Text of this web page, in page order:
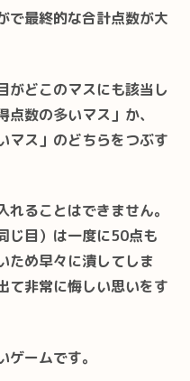
で最終的な合計点数が大
がどこのマスにも該当し
数の多いマス」か、
マス」のどちらをつぶす
ることはできません。
じ目）は一度に50点も
ため早々に潰してしま
て非常に悔しい思いをす
ームです。